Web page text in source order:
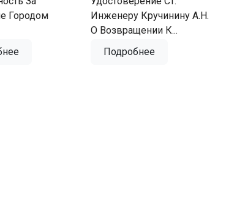
Городом
Инженеру Кручинину А.Н.
О Возвращении К...
Подробнее